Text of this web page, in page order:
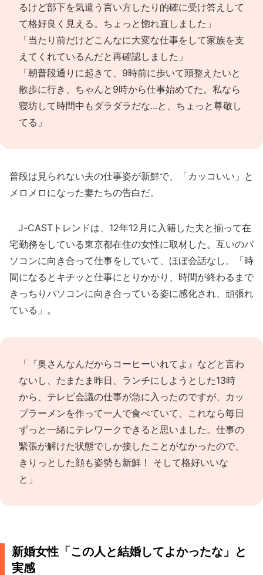
るけど部下を気遣う言い方したり的確に受け答えして
て格好良く見える。ちょっと惚れ直しました」
「当たり前だけどこんなに大変な仕事をして家族を支
えてくれているんだと再確認しました」
「朝普段通りに起きて、9時前に歩いて頭整えたいと
散歩に行き、ちゃんと9時から仕事始めてた。私なら
寝坊して時間中もダラダラだな...と、ちょっと尊敬し
てる」
普段は見られない夫の仕事姿が新鮮で、「カッコいい」と
メロメロになった妻たちの告白だ。
J-CASTトレンドは、12年12月に入籍した夫と揃って在
宅勤務をしている東京都在住の女性に取材した。互いのパ
ソコンに向き合って仕事をしていて、ほぼ会話なし。「時
間になるとキチッと仕事にとりかかり、時間が終わるまで
きっちりパソコンに向き合っている姿に感化され、頑張れ
ている」。
「『奥さんなんだからコーヒーいれてよ』などと言わ
ないし、たまたま昨日、ランチにしようとした13時
から、テレビ会議の仕事が急に入ったのですが、カッ
プラーメンを作って一人で食べていて、これなら毎日
ずっと一緒にテレワークできると思いました。仕事の
緊張が解けた状態でしか接したことがなかったので、
きりっとした顔も姿勢も新鮮！ そして格好いいな
と」
新婚女性「この人と結婚してよかったな」と
実感